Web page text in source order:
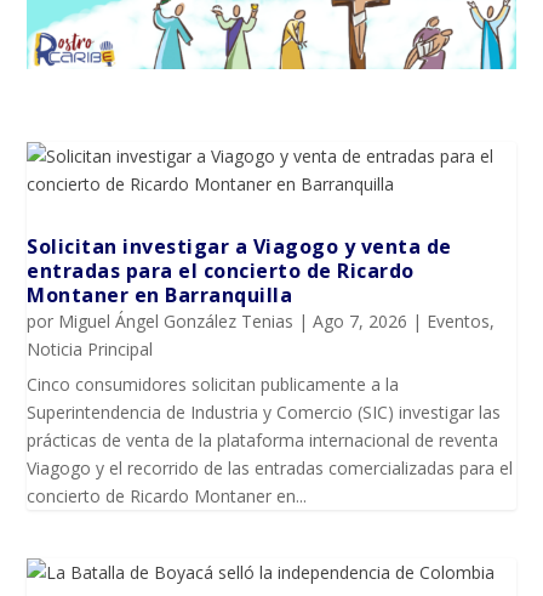
Solicitan investigar a Viagogo y venta de
entradas para el concierto de Ricardo
Montaner en Barranquilla
por Miguel Ángel González Tenias |Ago 7, 2026 | Eventos,
Noticia Principal
Cinco consumidores solicitan publicamente a la
Superintendencia de Industria y Comercio (SIC) investigar las
prácticas de venta de la plataforma internacional de reventa
Viagogo y el recorrido de las entradas comercializadas para el
concierto de Ricardo Montaner en...